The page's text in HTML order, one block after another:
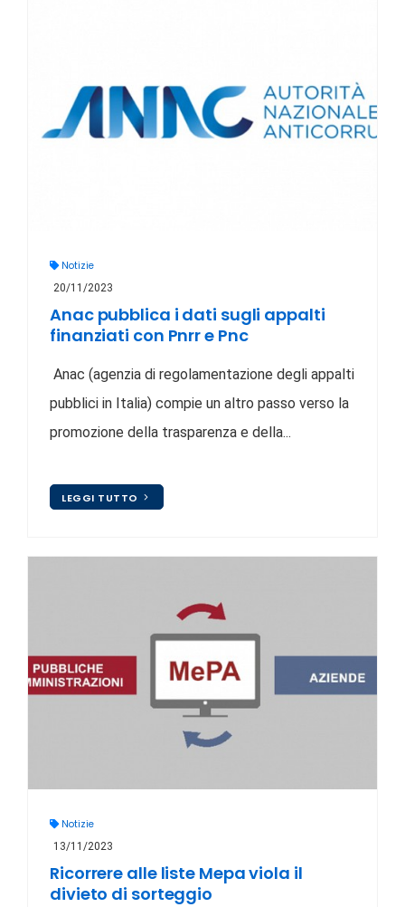
Notizie
20/11/2023
Anac pubblica i dati sugli appalti
finanziati con Pnrr e Pnc
Anac (agenzia di regolamentazione degli appalti
pubblici in Italia) compie un altro passo verso la
promozione della trasparenza e della...
LEGGI TUTTO
Notizie
13/11/2023
Ricorrere alle liste Mepa viola il
divieto di sorteggio